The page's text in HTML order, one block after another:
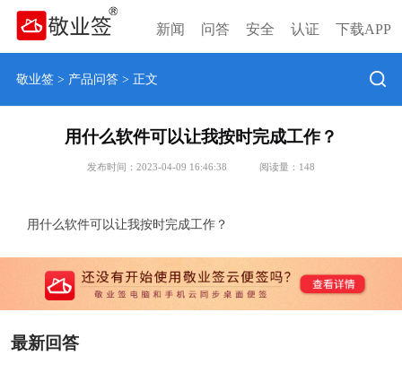
新闻 问答 安全 认证 下载APP
敬业签> 产品问答> 正文
用什么软件可以让我按时完成工作？
发布时间：2023-04-09 16:46:38 阅读量： 148
用什么软件可以让我按时完成工作？
最新回答